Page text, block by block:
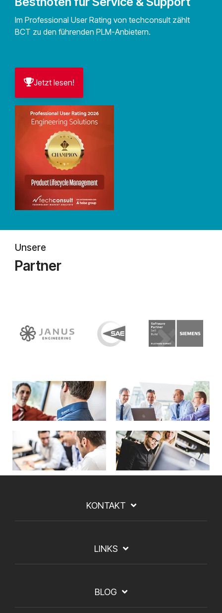
Im Professional User Rating von techconsult zählt
BCT zu den führenden PLM-Anbietern.
Jetzt lesen!
Unsere
Partner
KONTAKT
LINKS
BLOG